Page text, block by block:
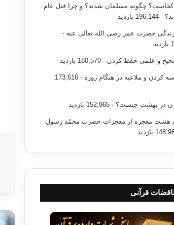
کجاست؟ چگونه مسلمان شدند؟ و چرا قتل عام
- 196,144 بازدید
حضرت عمر رضی الله تعالی عنه -
و علمی حفظ کردن - 180,570 بازدید
کردن و ملاعبه در هنگام روزه
- 173,616
در بهشت چیست؟ - 152,965 بازدید
هشت معجزه از معجزات حضرت محمّد رسول
قرآنی